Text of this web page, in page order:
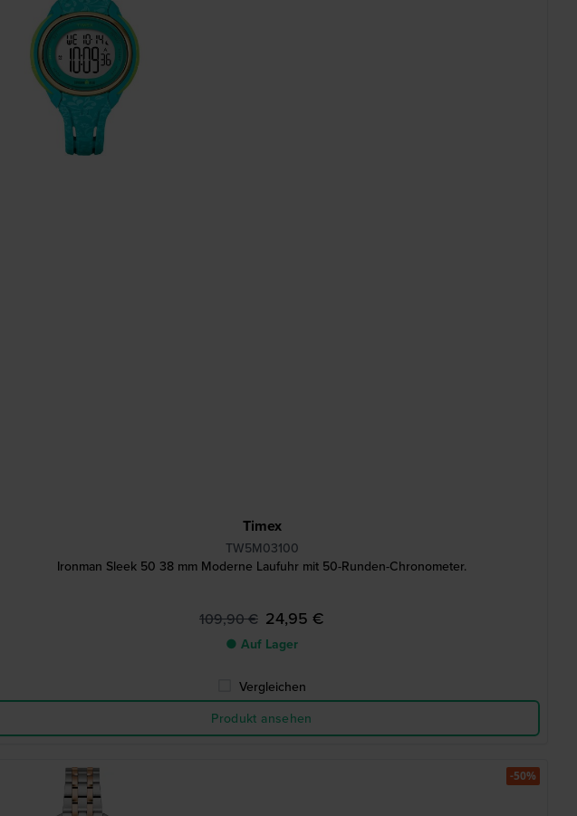
Timex
TW5M03100
Ironman Sleek 50 38 mm Moderne Laufuhr mit 50-Runden-Chronometer.
109,90 € 24,95 €
● Auf Lager
Vergleichen
Produkt ansehen
-50%